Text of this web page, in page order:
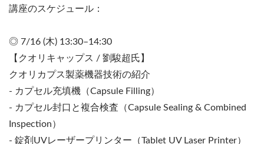
講座のスケジュール：
◎ 7/16 (木) 13:30–14:30
【クオリキャップス / 劉駿超氏】
クオリカプス製薬機器技術の紹介
- カプセル充填機（Capsule Filling）
- カプセル封口と複合検査（Capsule Sealing & Combined
Inspection）
- 錠剤UVレーザープリンター（Tablet UV Laser Printer）